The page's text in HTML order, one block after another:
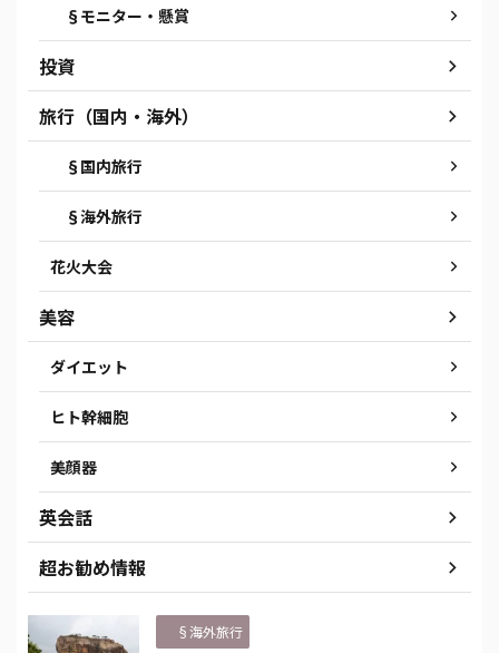
§モニター・懸賞
投資
旅行（国内・海外）
§国内旅行
§海外旅行
花火大会
美容
ダイエット
ヒト幹細胞
美顔器
英会話
超お勧め情報
§海外旅行